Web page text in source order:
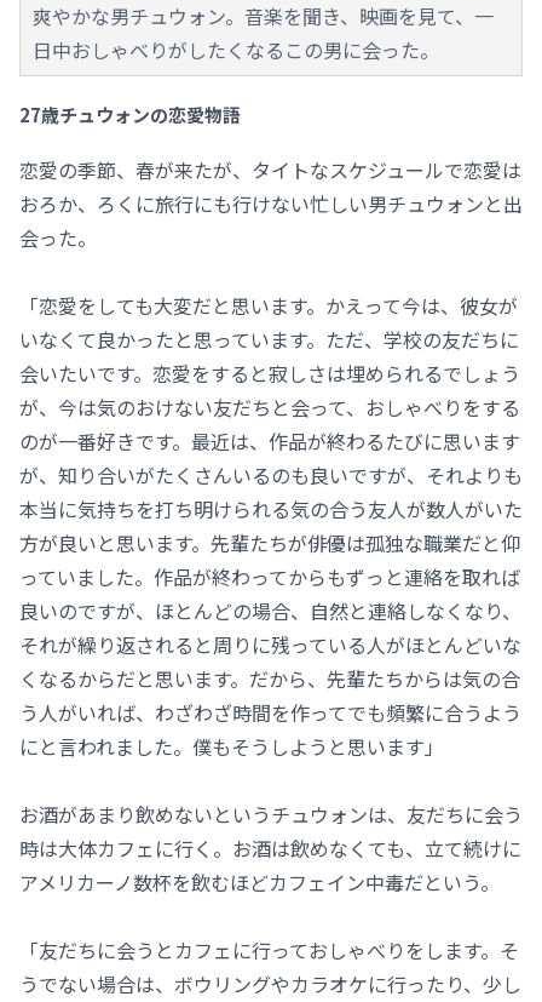
爽やかな男チュウォン。音楽を聞き、映画を見て、一
日中おしゃべりがしたくなるこの男に会った。
27歳チュウォンの恋愛物語
恋愛の季節、春が来たが、タイトなスケジュールで恋愛は
おろか、ろくに旅行にも行けない忙しい男チュウォンと出
会った。
「恋愛をしても大変だと思います。かえって今は、彼女が
いなくて良かったと思っています。ただ、学校の友だちに
会いたいです。恋愛をすると寂しさは埋められるでしょう
が、今は気のおけない友だちと会って、おしゃべりをする
のが一番好きです。最近は、作品が終わるたびに思います
が、知り合いがたくさんいるのも良いですが、それよりも
本当に気持ちを打ち明けられる気の合う友人が数人がいた
方が良いと思います。先輩たちが俳優は孤独な職業だと仰
っていました。作品が終わってからもずっと連絡を取れば
良いのですが、ほとんどの場合、自然と連絡しなくなり、
それが繰り返されると周りに残っている人がほとんどいな
くなるからだと思います。だから、先輩たちからは気の合
う人がいれば、わざわざ時間を作ってでも頻繁に合うよう
にと言われました。僕もそうしようと思います」
お酒があまり飲めないというチュウォンは、友だちに会う
時は大体カフェに行く。お酒は飲めなくても、立て続けに
アメリカーノ数杯を飲むほどカフェイン中毒だという。
「友だちに会うとカフェに行っておしゃべりをします。そ
うでない場合は、ボウリングやカラオケに行ったり、少し